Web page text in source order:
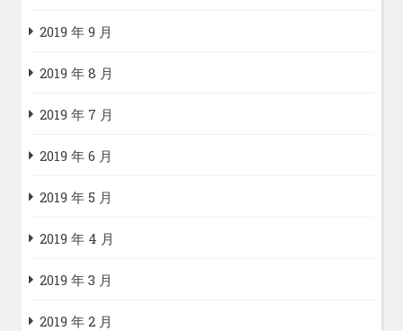
2019 年 9 月
2019 年 8 月
2019 年 7 月
2019 年 6 月
2019 年 5 月
2019 年 4 月
2019 年 3 月
2019 年 2 月